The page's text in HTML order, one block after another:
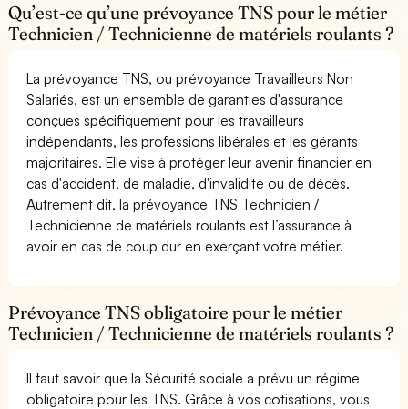
Qu’est-ce qu’une prévoyance TNS pour le métier
Technicien / Technicienne de matériels roulants ?
La prévoyance TNS, ou prévoyance Travailleurs Non
Salariés, est un ensemble de garanties d'assurance
conçues spécifiquement pour les travailleurs
indépendants, les professions libérales et les gérants
majoritaires. Elle vise à protéger leur avenir financier en
cas d'accident, de maladie, d'invalidité ou de décès.
Autrement dit, la prévoyance TNS Technicien /
Technicienne de matériels roulants est l’assurance à
avoir en cas de coup dur en exerçant votre métier.
Prévoyance TNS obligatoire pour le métier
Technicien / Technicienne de matériels roulants ?
Il faut savoir que la Sécurité sociale a prévu un régime
obligatoire pour les TNS. Grâce à vos cotisations, vous